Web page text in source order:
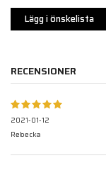
Lägg i önskelista
RECENSIONER
2021-01-12
Rebecka